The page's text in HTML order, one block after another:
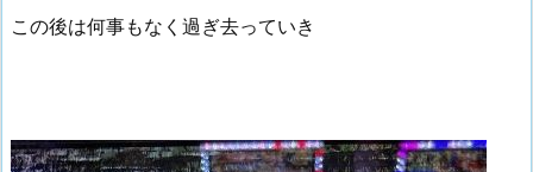
この後は何事もなく過ぎ去っていき